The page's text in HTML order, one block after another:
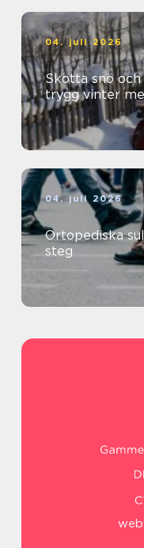
04. juli 2026
Skotta snö och
trygg vinter
04. juli 2026
Ortopediska sulor grunden för
steg
web: